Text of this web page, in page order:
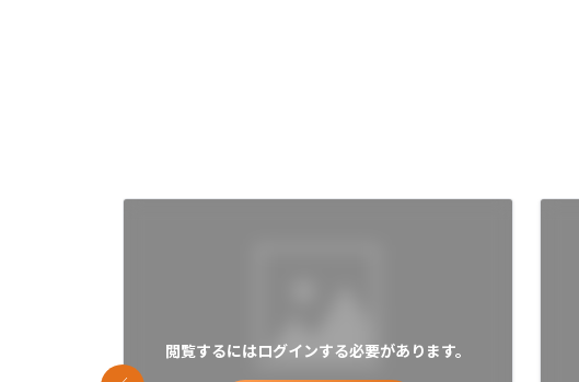
閲覧するにはログインする必要があります。